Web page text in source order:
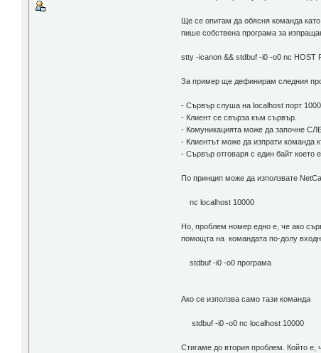
Ще се опитам да обясня команда
пише собствена програма за
stty -icanon && stdbuf -i0 -o0 nc HOST
За пример ще дефинирам следния
- Сървър слуша на localhost порт 1000
- Клиент се свърза към сървър.
- Комуникацията може да започне
- Клиентът може да изпрати команда
- Сървър отговаря с един байт което
По принцип може да използвате
nc localhost 10000
Но, проблем номер едно е, че ако
помощта на командата по-долу
stdbuf -i0 -o0 програма
Ако се използва само тази команда
stdbuf -i0 -o0 nc localhost 10000
Стигаме до втория проблем. Който е,